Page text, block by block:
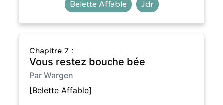
Belette Affable
Jdr
Chapitre 7 :
Vous restez bouche bée
Par Wargen
[Belette Affable]